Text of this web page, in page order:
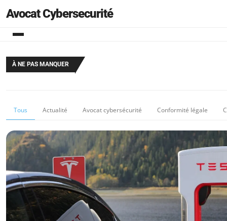
Avocat Cybersecurité
À NE PAS MANQUER
Tous Actualité Avocat cybersécurité Conformité légale